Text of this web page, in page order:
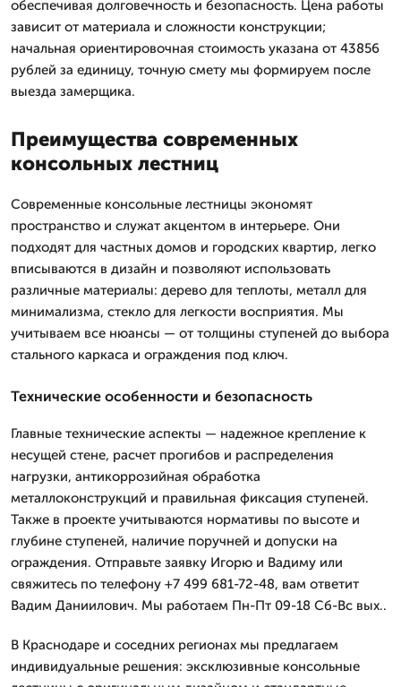
обеспечивая долговечность и безопасность. Цена работы
зависит от материала и сложности конструкции;
начальная ориентировочная стоимость указана от 43856
рублей за единицу, точную смету мы формируем после
выезда замерщика.
Преимущества современных
консольных лестниц
Современные консольные лестницы экономят
пространство и служат акцентом в интерьере. Они
подходят для частных домов и городских квартир, легко
вписываются в дизайн и позволяют использовать
различные материалы: дерево для теплоты, металл для
минимализма, стекло для легкости восприятия. Мы
учитываем все нюансы — от толщины ступеней до выбора
стального каркаса и ограждения под ключ.
Технические особенности и безопасность
Главные технические аспекты — надежное крепление к
несущей стене, расчет прогибов и распределения
нагрузки, антикоррозийная обработка
металлоконструкций и правильная фиксация ступеней.
Также в проекте учитываются нормативы по высоте и
глубине ступеней, наличие поручней и допуски на
ограждения. Отправьте заявку Игорю и Вадиму или
свяжитесь по телефону +7 499 681-72-48, вам ответит
Вадим Даниилович. Мы работаем Пн-Пт 09-18 Сб-Вс вых..
В Краснодаре и соседних регионах мы предлагаем
индивидуальные решения: эксклюзивные консольные